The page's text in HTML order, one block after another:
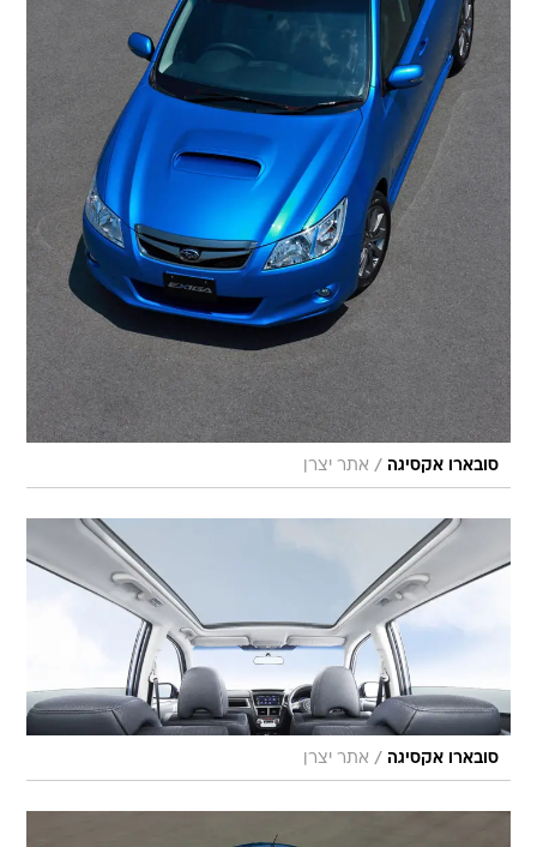
סובארו אקסיגה / אתר יצרן
סובארו אקסיגה / אתר יצרן